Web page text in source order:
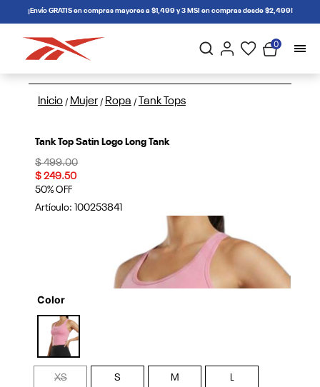
connectif¡Envío GRATIS en compras mayores a $1,499 y 3 MSI en compras desde $2,499!
0
Inicio / Mujer / Ropa / Tank Tops
Tank Top Satin Logo Long Tank
Price reduced from
$ 499.00to
$ 249.50
50% OFF
Artículo: 100253841
Previous
Color
selected
XS S M L